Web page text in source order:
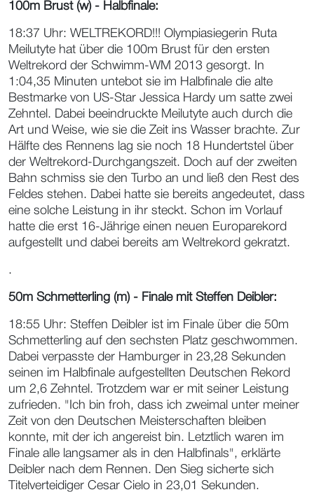
100m Brust (w) - Halbfinale:
18:37 Uhr: WELTREKORD!!! Olympiasiegerin Ruta
Meilutyte hat über die 100m Brust für den ersten
Weltrekord der Schwimm-WM 2013 gesorgt. In
1:04,35 Minuten untebot sie im Halbfinale die alte
Bestmarke von US-Star Jessica Hardy um satte zwei
Zehntel. Dabei beeindruckte Meilutyte auch durch die
Art und Weise, wie sie die Zeit ins Wasser brachte. Zur
Hälfte des Rennens lag sie noch 18 Hundertstel über
der Weltrekord-Durchgangszeit. Doch auf der zweiten
Bahn schmiss sie den Turbo an und ließ den Rest des
Feldes stehen. Dabei hatte sie bereits angedeutet, dass
eine solche Leistung in ihr steckt. Schon im Vorlauf
hatte die erst 16-Jährige einen neuen Europarekord
aufgestellt und dabei bereits am Weltrekord gekratzt.
.
50m Schmetterling (m) - Finale mit Steffen Deibler:
18:55 Uhr: Steffen Deibler ist im Finale über die 50m
Schmetterling auf den sechsten Platz geschwommen.
Dabei verpasste der Hamburger in 23,28 Sekunden
seinen im Halbfinale aufgestellten Deutschen Rekord
um 2,6 Zehntel. Trotzdem war er mit seiner Leistung
zufrieden. "Ich bin froh, dass ich zweimal unter meiner
Zeit von den Deutschen Meisterschaften bleiben
konnte, mit der ich angereist bin. Letztlich waren im
Finale alle langsamer als in den Halbfinals", erklärte
Deibler nach dem Rennen. Den Sieg sicherte sich
Titelverteidiger Cesar Cielo in 23,01 Sekunden.